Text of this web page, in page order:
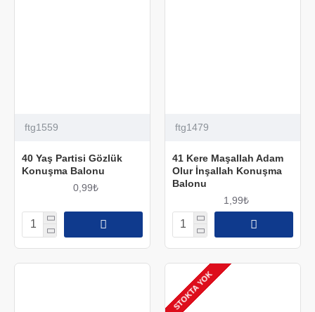
ftg1559
40 Yaş Partisi Gözlük
Konuşma Balonu
0,99₺
ftg1479
41 Kere Maşallah Adam
Olur İnşallah Konuşma
Balonu
1,99₺
STOKTA YOK